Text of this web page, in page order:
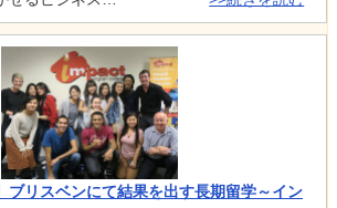
ブリスベンにて結果を出す長期留学～イン